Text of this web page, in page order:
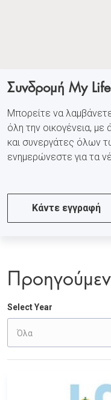
Συνδρομή My Life
Μπορείτε να
όλη την οικογένεια,
και συνεργάτες όλων
ενημερώνεστε για τα
Κάντε εγγραφή
Select Year
Όλα